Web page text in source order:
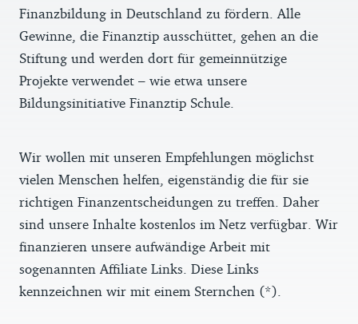
Finanzbildung in Deutschland zu fördern. Alle
Gewinne, die Finanztip ausschüttet, gehen an die
Stiftung und werden dort für gemeinnützige
Projekte verwendet – wie etwa unsere
Bildungsinitiative Finanztip Schule.
Wir wollen mit unseren Empfehlungen möglichst
vielen Menschen helfen, eigenständig die für sie
richtigen Finanzentscheidungen zu treffen. Daher
sind unsere Inhalte kostenlos im Netz verfügbar. Wir
finanzieren unsere aufwändige Arbeit mit
sogenannten Affiliate Links. Diese Links
kennzeichnen wir mit einem Sternchen (*).